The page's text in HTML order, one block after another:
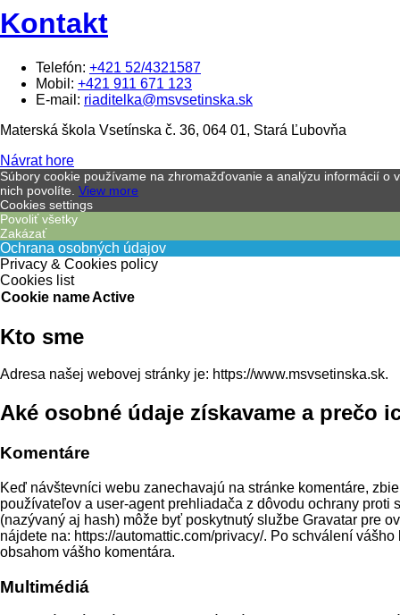
Kontakt
Telefón: +421 52/4321587
Mobil: +421 911 671 123
E-mail: riaditelka@msvsetinska.sk
Materská škola Vsetínska č. 36, 064 01, Stará Ľubovňa
Návrat hore
Súbory cookie používame na zhromažďovanie a analýzu informácií
nich povolíte. View more
Cookies settings
Povoliť všetky
Zakázať
Ochrana osobných údajov
Privacy & Cookies policy
Cookies list
Cookie nameActive
Kto sme
Adresa našej webovej stránky je: https://www.msvsetinska.sk.
Aké osobné údaje získavame a prečo
Komentáre
Keď návštevníci webu zanechavajú na stránke komentáre,
používateľov a user-agent prehliadača z dôvodu ochrany
(nazývaný aj hash) môže byť poskytnutý službe Gravatar pre
nájdete na: https://automattic.com/privacy/. Po schválení
obsahom vášho komentára.
Multimédiá